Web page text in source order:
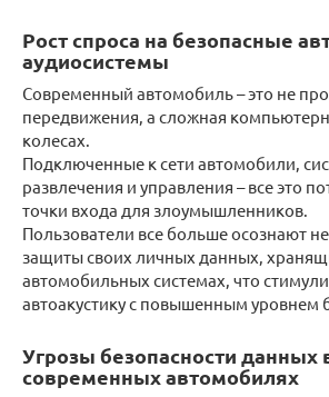
Рост спроса на безопасные
аудиосистемы
Современный автомобиль – это не
передвижения, а сложная
колесах.
Подключенные к сети автомобили,
развлечения и управления – все это
точки входа для злоумышленников.
Пользователи все больше осознают
защиты своих личных данных,
автомобильных системах, что
автоакустику с повышенным уровнем
Угрозы безопасности данных
современных автомобилях